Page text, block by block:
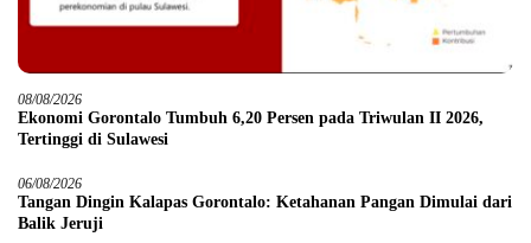
08/08/2026
Ekonomi Gorontalo Tumbuh 6,20 Persen pada Triwulan II 2026,
Tertinggi di Sulawesi
06/08/2026
Tangan Dingin Kalapas Gorontalo: Ketahanan Pangan Dimulai dari
Balik Jeruji